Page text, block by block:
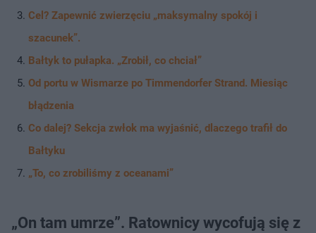
Cel? Zapewnić zwierzęciu „maksymalny spokój i
szacunek”.
Bałtyk to pułapka. „Zrobił, co chciał”
Od portu w Wismarze po Timmendorfer Strand. Miesiąc
błądzenia
Co dalej? Sekcja zwłok ma wyjaśnić, dlaczego trafił do
Bałtyku
„To, co zrobiliśmy z oceanami”
„On tam umrze”. Ratownicy wycofują się z